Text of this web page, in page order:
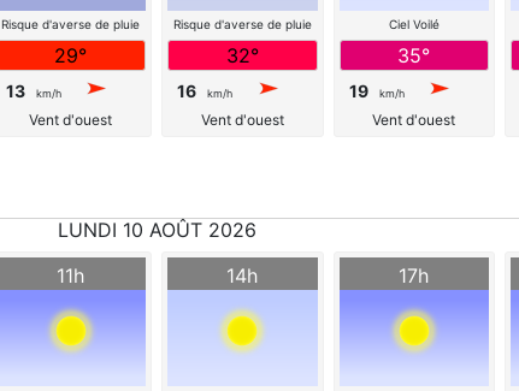
Risque d'averse de pluie
29°
13 km/h
Vent d'ouest
Risque d'averse de pluie
32°
16 km/h
Vent d'ouest
Ciel Voilé
35°
19 km/h
Vent d'ouest
LUNDI 10 AOÛT 2026
11h 14h 17h